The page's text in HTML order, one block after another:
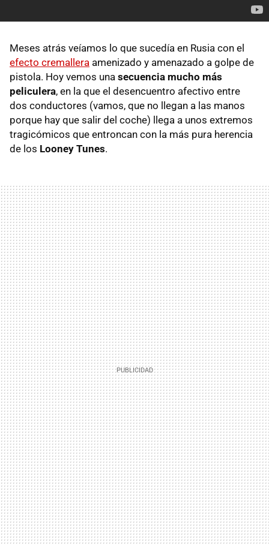
Meses atrás veíamos lo que sucedía en Rusia con el
efecto cremallera amenizado y amenazado a golpe de
pistola. Hoy vemos una secuencia mucho más
peliculera, en la que el desencuentro afectivo entre
dos conductores (vamos, que no llegan a las manos
porque hay que salir del coche) llega a unos extremos
tragicómicos que entroncan con la más pura herencia
de los Looney Tunes.